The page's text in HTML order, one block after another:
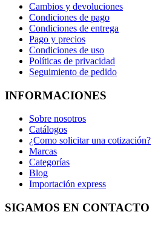
Cambios y devoluciones
Condiciones de pago
Condiciones de entrega
Pago y precios
Condiciones de uso
Políticas de privacidad
Seguimiento de pedido
INFORMACIONES
Sobre nosotros
Catálogos
¿Como solicitar una cotización?
Marcas
Categorías
Blog
Importación express
SIGAMOS EN CONTACTO